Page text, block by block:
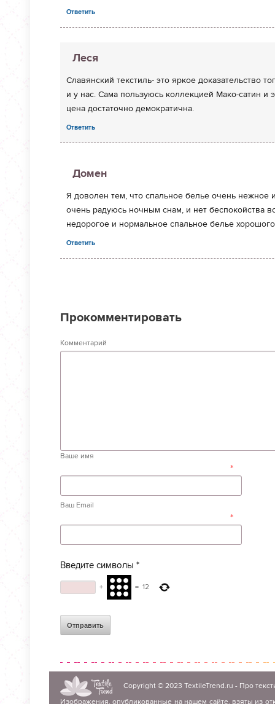
Ответить
Леся
Славянский текстиль- это яркое доказательство
и у нас. Сама пользуюсь коллекцией Мако-сатин и
цена достаточно демократична.
Ответить
Домен
Я доволен тем, что спальное белье очень нежное
очень радуюсь ночным снам, и нет беспокойства
недорогое и нормальное спальное белье хорошого
Ответить
Прокомментировать
Комментарий
Ваше имя
*
Ваш Email
*
Введите символы *
+ = 12
Copyright © 2023 TextileTrend.ru - Про
Изображения, опубликованные на нашем сайте, взяты из